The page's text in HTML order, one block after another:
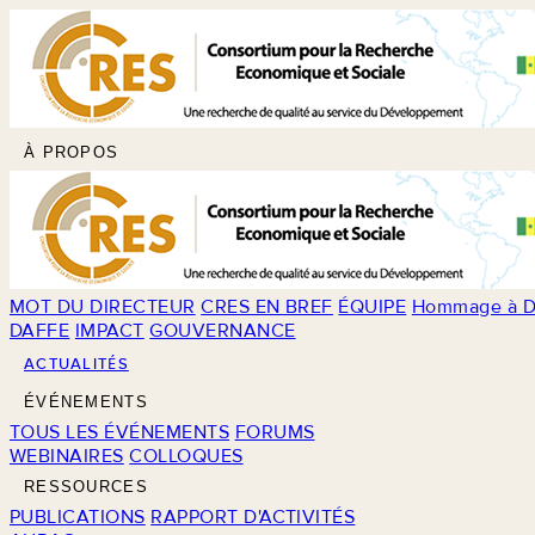
À PROPOS
MOT DU DIRECTEUR CRES EN BREF ÉQUIPE Hommage à
DAFFE IMPACT GOUVERNANCE
ACTUALITÉS
ÉVÉNEMENTS
TOUS LES ÉVÉNEMENTS FORUMS
WEBINAIRES COLLOQUES
RESSOURCES
PUBLICATIONS RAPPORT D'ACTIVITÉS